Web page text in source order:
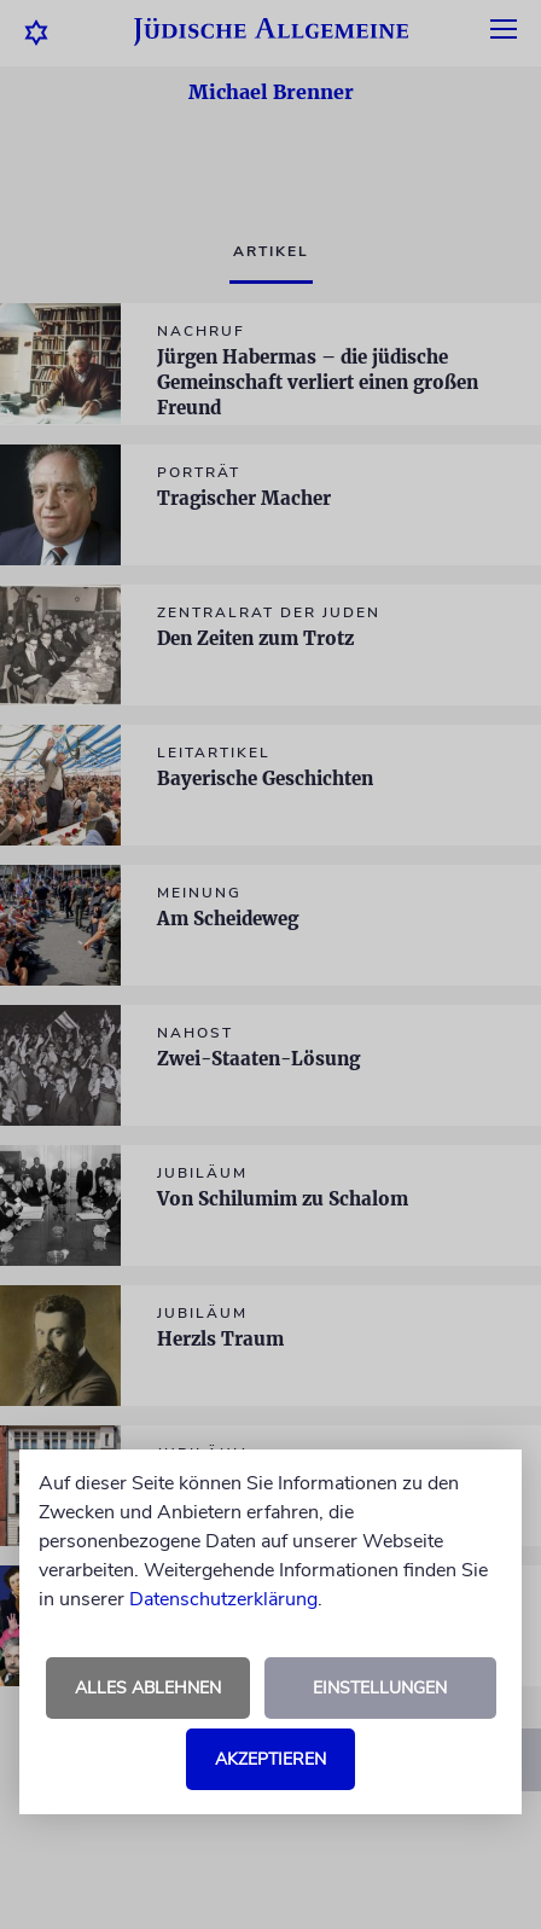
Michael Brenner
ARTIKEL
NACHRUF
Jürgen Habermas – die jüdische
Gemeinschaft verliert einen großen
Freund
PORTRÄT
Tragischer Macher
ZENTRALRAT DER JUDEN
Den Zeiten zum Trotz
LEITARTIKEL
Bayerische Geschichten
MEINUNG
Am Scheideweg
NAHOST
Zwei-Staaten-Lösung
JUBILÄUM
Von Schilumim zu Schalom
JUBILÄUM
Herzls Traum
JUBILÄUM
»Friedensort im wilden Berlin«
JUBILÄUM
3 …
Auf dieser Seite können Sie Informationen zu den
Zwecken und Anbietern erfahren, die
personenbezogene Daten auf unserer Webseite
verarbeiten. Weitergehende Informationen finden Sie
in unserer Datenschutzerklärung.
ALLES ABLEHNEN EINSTELLUNGEN
AKZEPTIEREN